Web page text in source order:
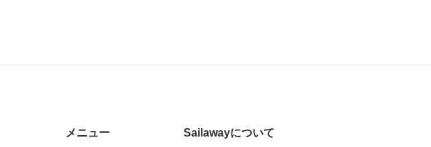
メニュー Sailawayについて